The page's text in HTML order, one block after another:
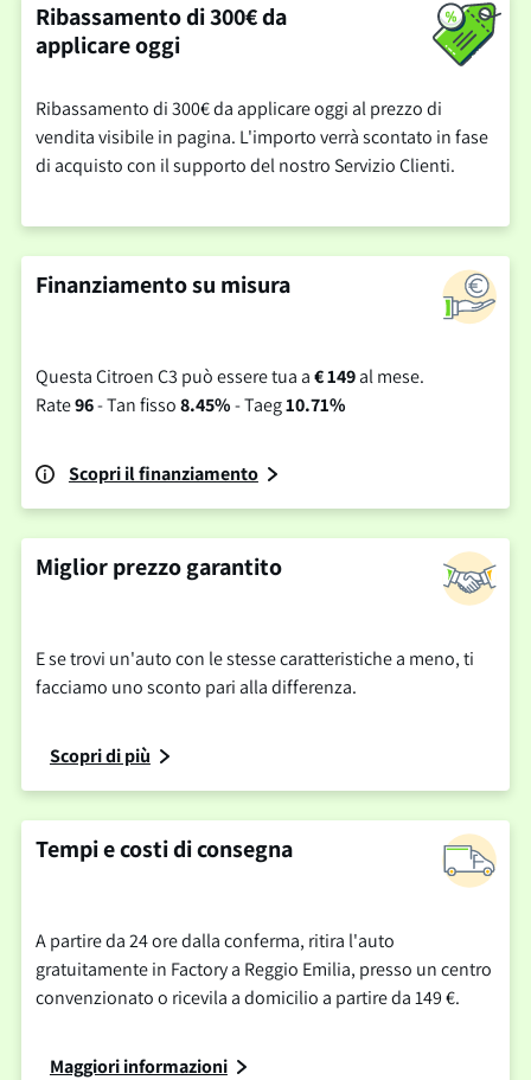
Ribassamento di 300€ da
applicare oggi
Ribassamento di 300€ da applicare oggi al prezzo di
vendita visibile in pagina. L'importo verrà scontato in fase
di acquisto con il supporto del nostro Servizio Clienti.
Finanziamento su misura
Questa Citroen C3 può essere tua a€ 149al mese.
Rate96- Tan fisso8.45%- Taeg10.71%
Scopri il finanziamento
Miglior prezzo garantito
E se trovi un'auto con le stesse caratteristiche a meno, ti
facciamo uno sconto pari alla differenza.
Scopri di più
Tempi e costi di consegna
A partire da 24 ore dalla conferma, ritira l'auto
gratuitamente in Factory a Reggio Emilia, presso un centro
convenzionato o ricevila a domicilio a partire da 149 €.
Maggiori informazioni